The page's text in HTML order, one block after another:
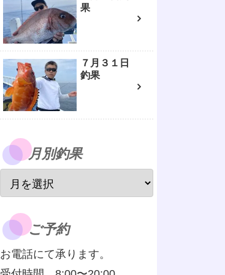
果
７月３１日
釣果
月別釣果
ご予約
お電話にて承ります。